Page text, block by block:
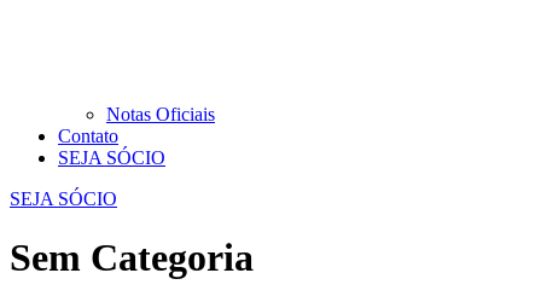
Notas Oficiais
Contato
SEJA SÓCIO
SEJA SÓCIO
Sem Categoria